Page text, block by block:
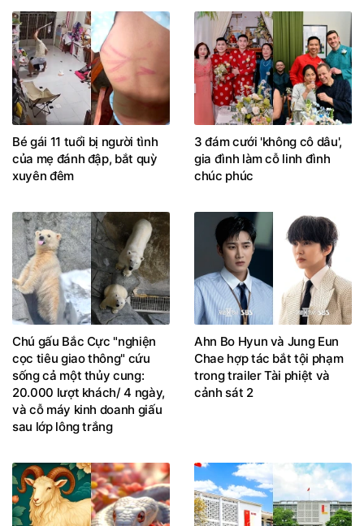
Bé gái 11 tuổi bị người tình
của mẹ đánh đập, bắt quỳ
xuyên đêm
3 đám cưới 'không cô dâu',
gia đình làm cỗ linh đình
chúc phúc
Chú gấu Bắc Cực "nghiện
cọc tiêu giao thông" cứu
sống cả một thủy cung:
20.000 lượt khách/ 4 ngày,
và cỗ máy kinh doanh giấu
sau lớp lông trắng
Ahn Bo Hyun và Jung Eun
Chae hợp tác bắt tội phạm
trong trailer Tài phiệt và
cảnh sát 2